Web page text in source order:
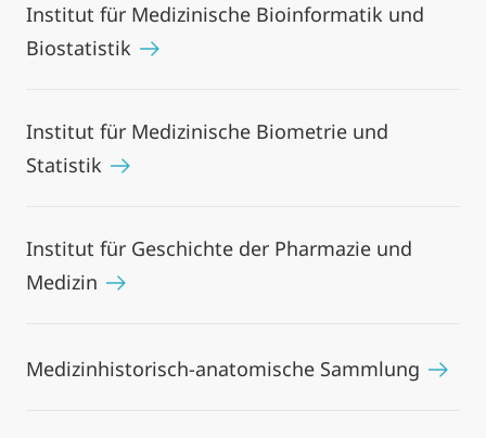
Institut für Medizinische Bioinformatik und
Biostatistik
Institut für Medizinische Biometrie und
Statistik
Institut für Geschichte der Pharmazie und
Medizin
Medizinhistorisch-anatomische Sammlung